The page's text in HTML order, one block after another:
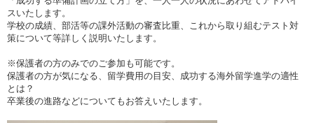
スいたします。
学校の成績、部活等の課外活動の審査比重、これから取り組むテスト対
策について等詳しく説明いたします。
※保護者の方のみでのご参加も可能です。
保護者の方が気になる、留学費用の目安、成功する海外留学進学の適性
とは？
卒業後の進路などについてもお答えいたします。